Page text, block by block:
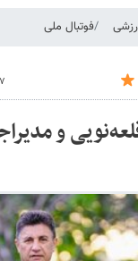
فوتبال ملی
۱۷
و